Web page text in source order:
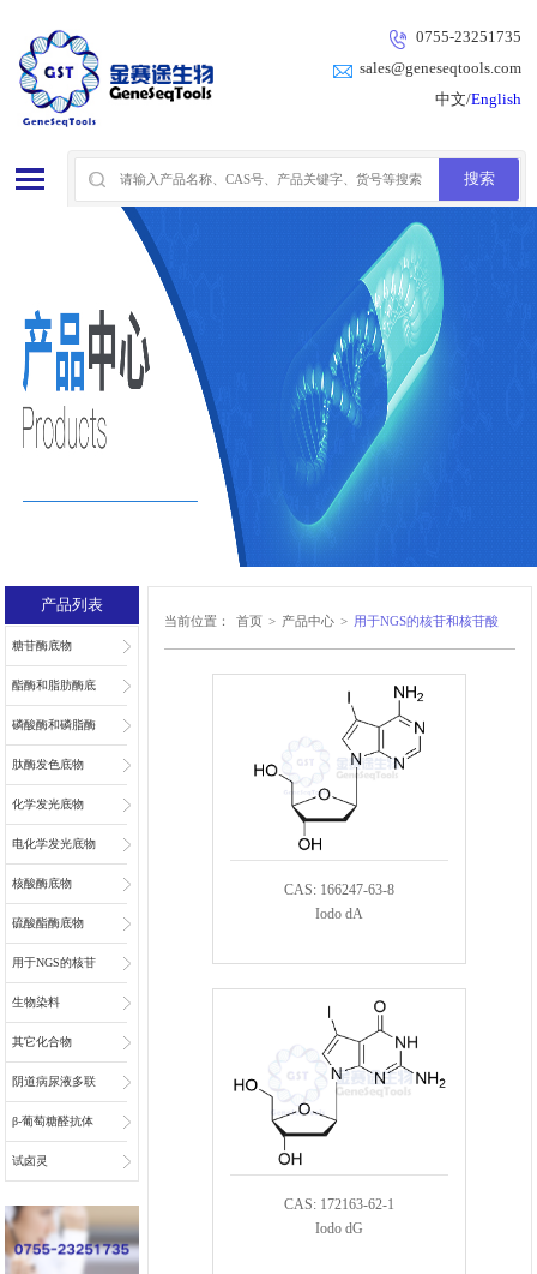
0755-23251735
sales@geneseqtools.com
中文/English
产品列表
糖苷酶底物
酯酶和脂肪酶底
物
磷酸酶和磷脂酶
底物
肽酶发色底物
化学发光底物
电化学发光底物
核酸酶底物
硫酸酯酶底物
用于NGS的核苷
和核苷酸
生物染料
其它化合物
阴道病尿液多联
检底物
β-葡萄糖醛抗体
偶联物连接子
试卤灵
当前位置： 首页 > 产品中心 > 用于NGS的核苷和核苷酸
CAS: 166247-63-8
Iodo dA
CAS: 172163-62-1
Iodo dG